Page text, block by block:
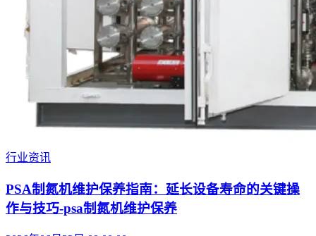
行业资讯
PSA制氮机维护保养指南：延长设备寿命的关键操
作与技巧-psa制氮机维护保养